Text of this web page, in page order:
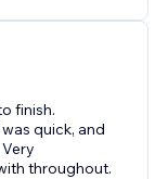
finish.
quick, and
throughout.